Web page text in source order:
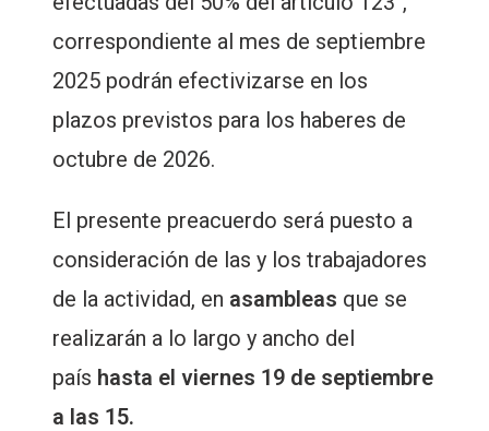
correspondiente al mes de septiembre
2025 podrán efectivizarse en los
plazos previstos para los haberes de
octubre de 2026.
El presente preacuerdo será puesto a
consideración de las y los trabajadores
de la actividad, en asambleas que se
realizarán a lo largo y ancho del
país hasta el viernes 19 de septiembre
a las 15.